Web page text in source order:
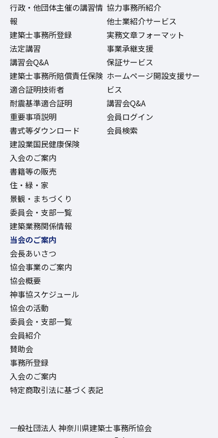
行政・他団体主催の講習情
報
建築士事務所登録
法定講習
講習会Q&A
建築士事務所賠償責任保険
適合証明技術者
耐震基準適合証明
重要事項説明
書式等ダウンロード
建設業国民健康保険
入会のご案内
書籍等の販売
住・緑・家
景観・まちづくり
委員会・支部一覧
建築業務関係情報
協力事務所紹介
他士業紹介サービス
実務文章フォーマット
事業承継支援
保証サービス
ホームページ開設支援サー
ビス
講習会Q&A
会員ログイン
会員検索
当会のご案内
会長あいさつ
協会事業のご案内
協会概要
神事協スケジュール
協会の活動
委員会・支部一覧
会員紹介
賛助会
事務所登録
入会のご案内
特定商取引法に基づく表記
一般社団法人 神奈川県建築士事務所協会